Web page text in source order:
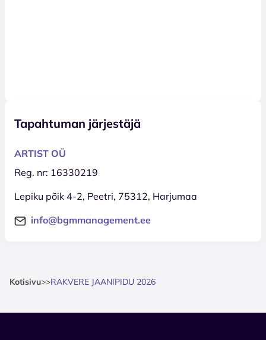
Tapahtuman järjestäjä
ARTIST OÜ
Reg. nr: 16330219
Lepiku põik 4-2, Peetri, 75312, Harjumaa
info@bgmmanagement.ee
Kotisivu>>RAKVERE JAANIPIDU 2026